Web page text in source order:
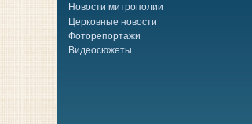
Новости митрополии
Церковные новости
Фоторепортажи
Видеосюжеты